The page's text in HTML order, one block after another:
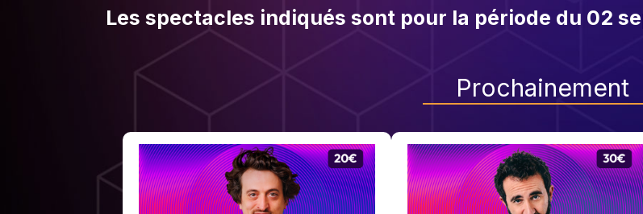
Les spectacles indiqués sont pour la période du 02
Prochainement